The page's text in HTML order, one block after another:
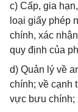
c) Cấp, gia
loại giấy phép
chính, xác
quy định của
d) Quản lý về
chính; về cạnh
vực bưu chính;